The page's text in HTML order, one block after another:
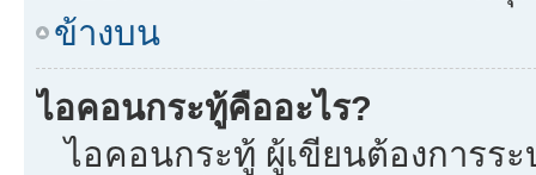
ข้างบน
ไอคอนกระทู้คืออะไร?
ไอคอนกระทู้ ผู้เขียนต้องการร